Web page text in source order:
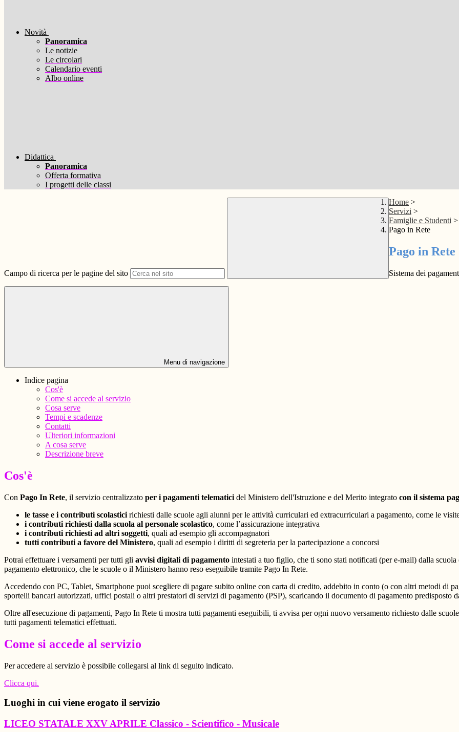
Novità
Panoramica
Le notizie
Le circolari
Calendario eventi
Albo online
Didattica
Panoramica
Offerta formativa
I progetti delle classi
Campo di ricerca per le pagine del sito
Home >
Servizi >
Famiglie e Studenti >
Pago in Rete
Pago in Rete
Sistema dei
Menu di navigazione
Indice pagina
Cos'è
Come si accede al servizio
Cosa serve
Tempi e scadenze
Contatti
Ulteriori informazioni
A cosa serve
Descrizione breve
Cos'è
Con Pago In Rete, il servizio centralizzato per i pagamenti telematici del Ministero dell'Istruzione e del Merito integrato con il sistema
le tasse e i contributi scolastici richiesti dalle scuole agli alunni per le attività curriculari ed extracurriculari a pagamento, come le
i contributi richiesti dalla scuola al personale scolastico, come l’assicurazione integrativa
i contributi richiesti ad altri soggetti, quali ad esempio gli accompagnatori
tutti contributi a favore del Ministero, quali ad esempio i diritti di segreteria per la partecipazione a concorsi
Potrai effettuare i versamenti per tutti gli avvisi digitali di pagamento intestati a tuo figlio, che ti sono stati notificati (per e-mail) dalla
pagamento elettronico, che le scuole o il Ministero hanno reso eseguibile tramite Pago In Rete.
Accedendo con PC, Tablet, Smartphone puoi scegliere di pagare subito online con carta di credito, addebito in conto (o con altri metodi di
sportelli bancari autorizzati, uffici postali o altri prestatori di servizi di pagamento (PSP), scaricando il documento di pagamento predisposto
Oltre all'esecuzione di pagamenti, Pago In Rete ti mostra tutti pagamenti eseguibili, ti avvisa per ogni nuovo versamento richiesto dalle
tutti pagamenti telematici effettuati.
Come si accede al servizio
Per accedere al servizio è possibile collegarsi al link di seguito indicato.
Clicca qui.
Luoghi in cui viene erogato il servizio
LICEO STATALE XXV APRILE Classico - Scientifico - Musicale